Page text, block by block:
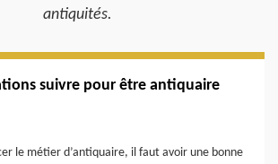
antiquités.
suivre pour être antiquaire
le métier d’antiquaire, il faut avoir une bonne